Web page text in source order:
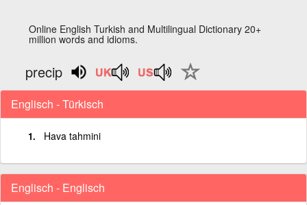
Online English Turkish and Multilingual Dictionary 20+
million words and idioms.
precip
Englisch - Türkisch
Hava tahmini
Englisch - Englisch